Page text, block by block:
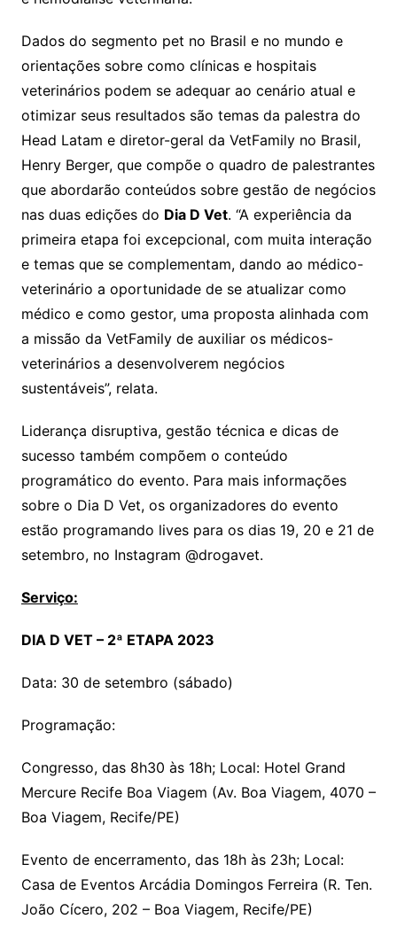
Dados do segmento pet no Brasil e no mundo e
orientações sobre como clínicas e hospitais
veterinários podem se adequar ao cenário atual e
otimizar seus resultados são temas da palestra do
Head Latam e diretor-geral da VetFamily no Brasil,
Henry Berger, que compõe o quadro de palestrantes
que abordarão conteúdos sobre gestão de negócios
nas duas edições do Dia D Vet. “A experiência da
primeira etapa foi excepcional, com muita interação
e temas que se complementam, dando ao médico-
veterinário a oportunidade de se atualizar como
médico e como gestor, uma proposta alinhada com
a missão da VetFamily de auxiliar os médicos-
veterinários a desenvolverem negócios
sustentáveis”, relata.
Liderança disruptiva, gestão técnica e dicas de
sucesso também compõem o conteúdo
programático do evento. Para mais informações
sobre o Dia D Vet, os organizadores do evento
estão programando lives para os dias 19, 20 e 21 de
setembro, no Instagram @drogavet.
Serviço:
DIA D VET – 2ª ETAPA 2023
Data: 30 de setembro (sábado)
Programação:
Congresso, das 8h30 às 18h; Local: Hotel Grand
Mercure Recife Boa Viagem (Av. Boa Viagem, 4070 –
Boa Viagem, Recife/PE)
Evento de encerramento, das 18h às 23h; Local:
Casa de Eventos Arcádia Domingos Ferreira (R. Ten.
João Cícero, 202 – Boa Viagem, Recife/PE)